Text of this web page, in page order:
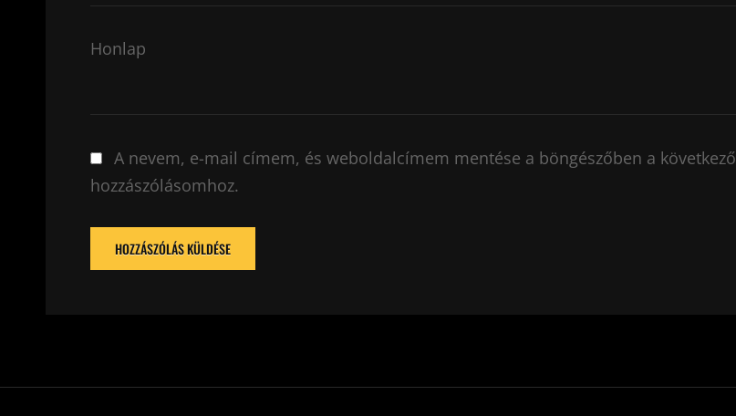
Honlap
A nevem, e-mail címem, és weboldalcímem mentése a böngészőben a következő
hozzászólásomhoz.